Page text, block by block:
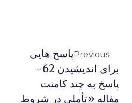
Previousپاسخ هایی
برای اندیشیدن 62-
پاسخ به چند کامنت
مفاله «تأملی در شروط